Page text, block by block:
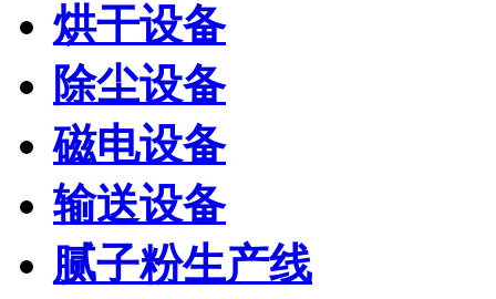
烘干设备
除尘设备
磁电设备
输送设备
腻子粉生产线